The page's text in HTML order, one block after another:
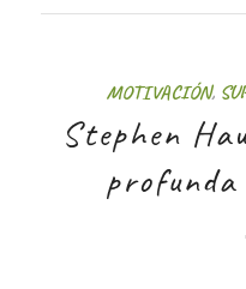
MOTIVACIÓN,
Stephen